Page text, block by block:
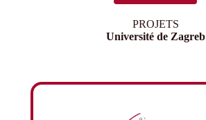
PROJETS
Université de Zagreb